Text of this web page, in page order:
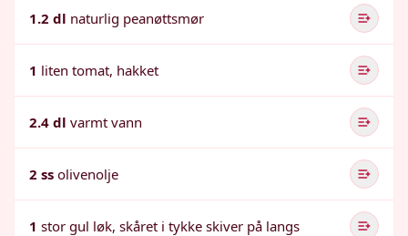
1.2 dl naturlig peanøttsmør
1 liten tomat, hakket
2.4 dl varmt vann
2 ss olivenolje
1 stor gul løk, skåret i tykke skiver på langs